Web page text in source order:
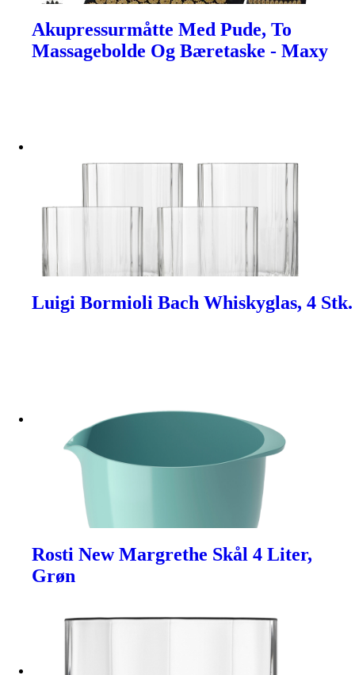
Akupressurmåtte Med Pude, To
Massagebolde Og Bæretaske - Maxy
Luigi Bormioli Bach Whiskyglas, 4 Stk.
Rosti New Margrethe Skål 4 Liter,
Grøn